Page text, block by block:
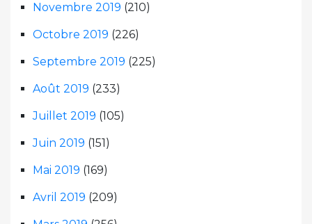
Novembre 2019 (210)
Octobre 2019 (226)
Septembre 2019 (225)
Août 2019 (233)
Juillet 2019 (105)
Juin 2019 (151)
Mai 2019 (169)
Avril 2019 (209)